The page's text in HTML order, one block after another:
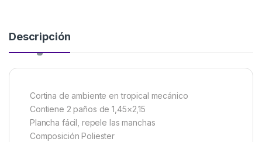
Descripción
Cortina de ambiente en tropical mecánico
Contiene 2 paños de 1,45×2,15
Plancha fácil, repele las manchas
Composición Poliester